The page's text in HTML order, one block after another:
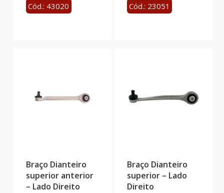
Cód.: 43020 Cód.: 23051
Braço Dianteiro
superior anterior
– Lado Direito
Braço Dianteiro
superior – Lado
Direito